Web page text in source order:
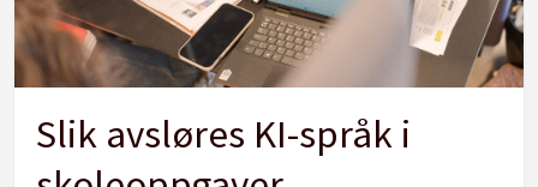
Slik avsløres KI-språk i